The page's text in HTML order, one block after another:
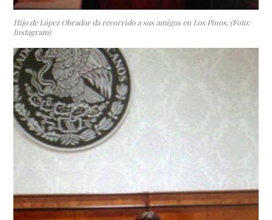
Hijo de López Obrador da recorrido a sus amigos en Los Pinos. (Foto:
Instagram)